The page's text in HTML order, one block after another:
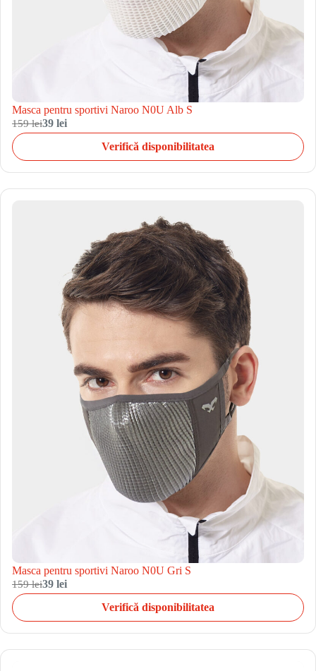
Masca pentru sportivi Naroo N0U Alb S
159 lei39 lei
Verifică disponibilitatea
Masca pentru sportivi Naroo N0U Gri S
159 lei39 lei
Verifică disponibilitatea